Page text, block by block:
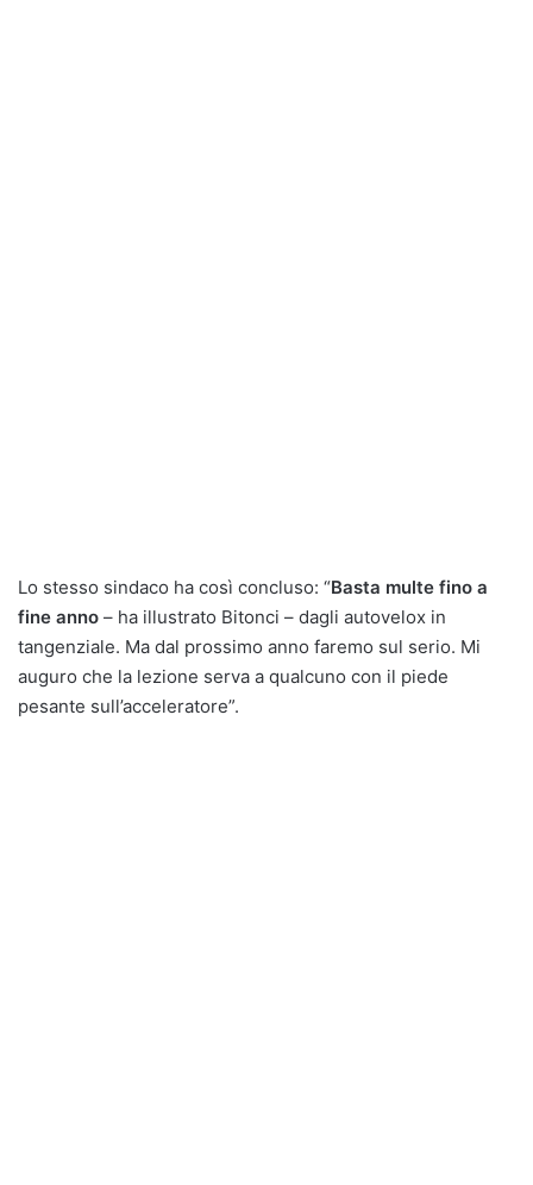
Lo stesso sindaco ha così concluso: “Basta multe fino a
fine anno – ha illustrato Bitonci – dagli autovelox in
tangenziale. Ma dal prossimo anno faremo sul serio. Mi
auguro che la lezione serva a qualcuno con il piede
pesante sull’acceleratore”.